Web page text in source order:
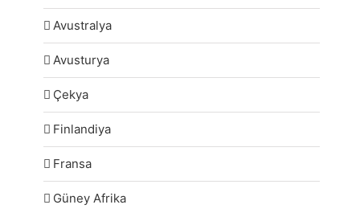
Avustralya
Avusturya
Çekya
Finlandiya
Fransa
Güney Afrika